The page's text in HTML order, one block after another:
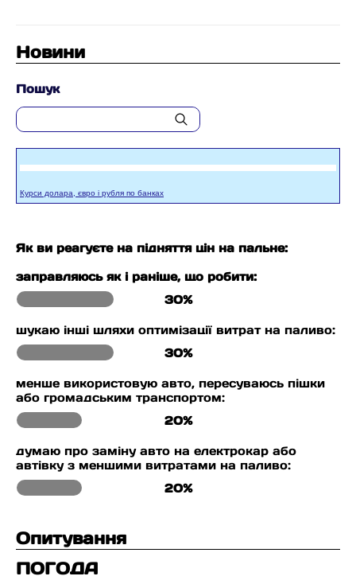
Новини
Пошук
Курси долара, євро і рубля по банках
Як ви реагуєте на підняття цін на пальне:
заправляюсь як і раніше, що робити:
30%
шукаю інші шляхи оптимізації витрат на паливо:
30%
менше використовую авто, пересуваюсь пішки
або громадським транспортом:
20%
думаю про заміну авто на електрокар або
автівку з меншими витратами на паливо:
20%
Опитування
ПОГОДА